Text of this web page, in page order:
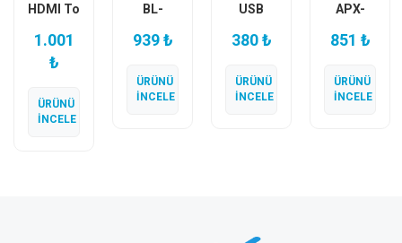
HDMI To
Cat6
Extender
Uzatıcı
1.001
₺
ÜRÜNÜ
İNCELE
BL-
300
Antenli
Wireless
939 ₺
ÜRÜNÜ
İNCELE
USB
802.11N
İşlemcili
150
380 ₺
ÜRÜNÜ
İNCELE
APX-
300M
N Router
851 ₺
ÜRÜNÜ
İNCELE